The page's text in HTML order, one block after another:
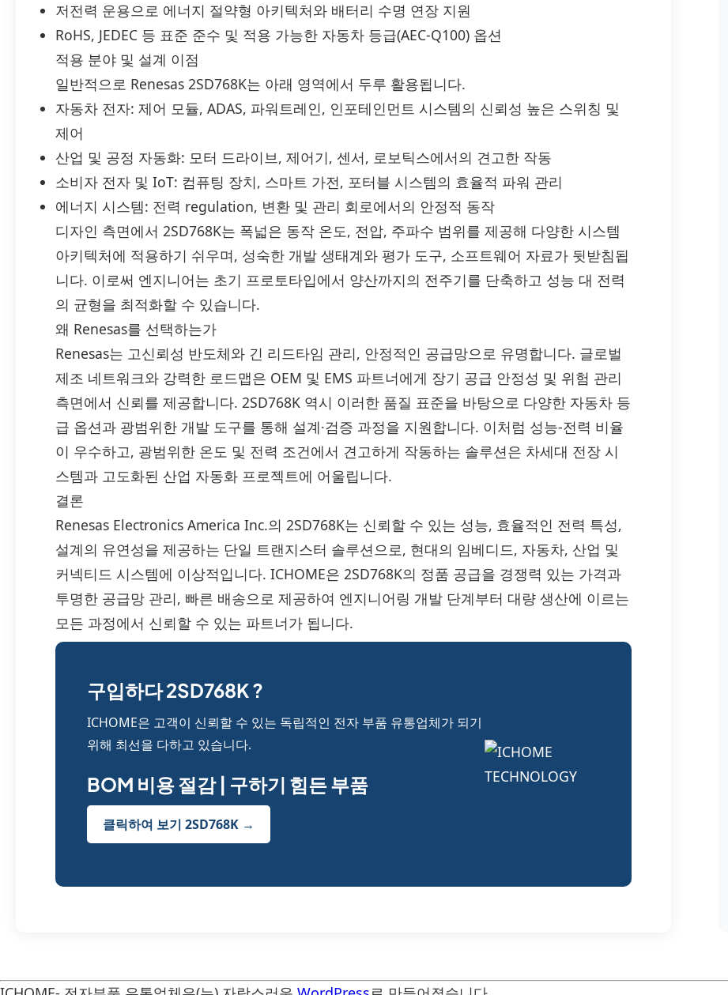
저전력 운용으로 에너지 절약형 아키텍처와 배터리 수명 연장 지원
RoHS, JEDEC 등 표준 준수 및 적용 가능한 자동차 등급(AEC-Q100) 옵션
적용 분야 및 설계 이점
일반적으로 Renesas 2SD768K는 아래 영역에서 두루 활용됩니다.
자동차 전자: 제어 모듈, ADAS, 파워트레인, 인포테인먼트 시스템의 신뢰성 높은 스위칭 및
제어
산업 및 공정 자동화: 모터 드라이브, 제어기, 센서, 로보틱스에서의 견고한 작동
소비자 전자 및 IoT: 컴퓨팅 장치, 스마트 가전, 포터블 시스템의 효율적 파워 관리
에너지 시스템: 전력 regulation, 변환 및 관리 회로에서의 안정적 동작
디자인 측면에서 2SD768K는 폭넓은 동작 온도, 전압, 주파수 범위를 제공해 다양한 시스템
아키텍처에 적용하기 쉬우며, 성숙한 개발 생태계와 평가 도구, 소프트웨어 자료가 뒷받침됩
니다. 이로써 엔지니어는 초기 프로토타입에서 양산까지의 전주기를 단축하고 성능 대 전력
의 균형을 최적화할 수 있습니다.
왜 Renesas를 선택하는가
Renesas는 고신뢰성 반도체와 긴 리드타임 관리, 안정적인 공급망으로 유명합니다. 글로벌
제조 네트워크와 강력한 로드맵은 OEM 및 EMS 파트너에게 장기 공급 안정성 및 위험 관리
측면에서 신뢰를 제공합니다. 2SD768K 역시 이러한 품질 표준을 바탕으로 다양한 자동차 등
급 옵션과 광범위한 개발 도구를 통해 설계·검증 과정을 지원합니다. 이처럼 성능-전력 비율
이 우수하고, 광범위한 온도 및 전력 조건에서 견고하게 작동하는 솔루션은 차세대 전장 시
스템과 고도화된 산업 자동화 프로젝트에 어울립니다.
결론
Renesas Electronics America Inc.의 2SD768K는 신뢰할 수 있는 성능, 효율적인 전력 특성,
설계의 유연성을 제공하는 단일 트랜지스터 솔루션으로, 현대의 임베디드, 자동차, 산업 및
커넥티드 시스템에 이상적입니다. ICHOME은 2SD768K의 정품 공급을 경쟁력 있는 가격과
투명한 공급망 관리, 빠른 배송으로 제공하여 엔지니어링 개발 단계부터 대량 생산에 이르는
모든 과정에서 신뢰할 수 있는 파트너가 됩니다.
구입하다 2SD768K ?
ICHOME은 고객이 신뢰할 수 있는 독립적인 전자 부품 유통업체가 되기
위해 최선을 다하고 있습니다.
BOM 비용 절감 | 구하기 힘든 부품
클릭하여 보기 2SD768K →